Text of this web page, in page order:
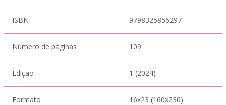
ISBN 9798325856297
Número de páginas 109
Edição 1 (2024)
Formato 16x23 (160x230)